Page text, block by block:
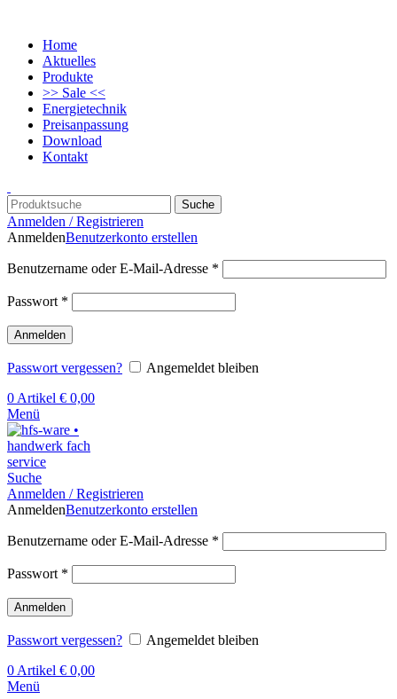
Home
Aktuelles
Produkte
>> Sale <<
Energietechnik
Preisanpassung
Download
Kontakt
Suche
Anmelden / Registrieren
AnmeldenBenutzerkonto erstellen
Benutzername oder E-Mail-Adresse *
Passwort *
Anmelden
Passwort vergessen?
Angemeldet bleiben
0 Artikel € 0,00
Menü
Suche
Anmelden / Registrieren
AnmeldenBenutzerkonto erstellen
Benutzername oder E-Mail-Adresse *
Passwort *
Anmelden
Passwort vergessen?
Angemeldet bleiben
0 Artikel € 0,00
Menü